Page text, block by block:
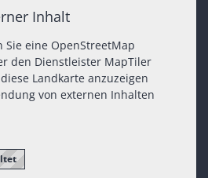
Inhalt
eine OpenStreetMap
den Dienstleister MapTiler
Landkarte anzuzeigen
von externen Inhalten